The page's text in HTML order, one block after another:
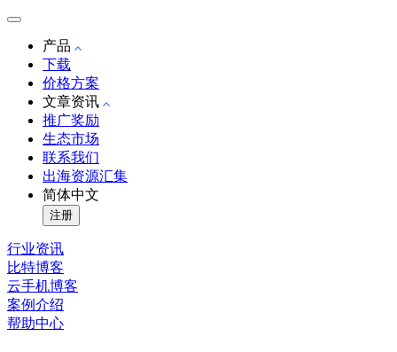
产品
下载
价格方案
文章资讯
推广奖励
生态市场
联系我们
出海资源汇集
简体中文
注册
行业资讯
比特博客
云手机博客
案例介绍
帮助中心